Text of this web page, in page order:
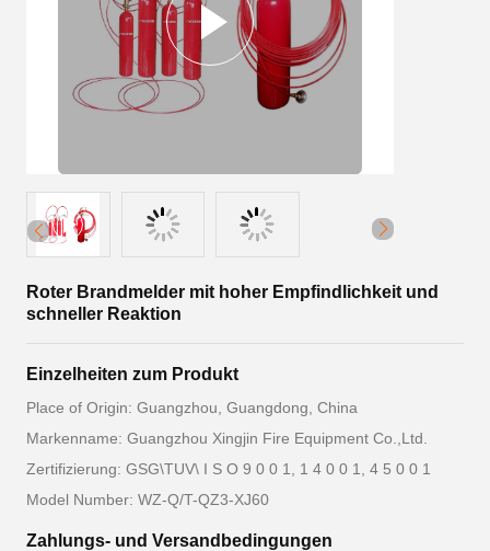
Roter Brandmelder mit hoher Empfindlichkeit und
schneller Reaktion
Einzelheiten zum Produkt
Place of Origin: Guangzhou, Guangdong, China
Markenname: Guangzhou Xingjin Fire Equipment Co.,Ltd.
Zertifizierung: GSG\TUV\ I S O 9 0 0 1, 1 4 0 0 1, 4 5 0 0 1
Model Number: WZ-Q/T-QZ3-XJ60
Zahlungs- und Versandbedingungen